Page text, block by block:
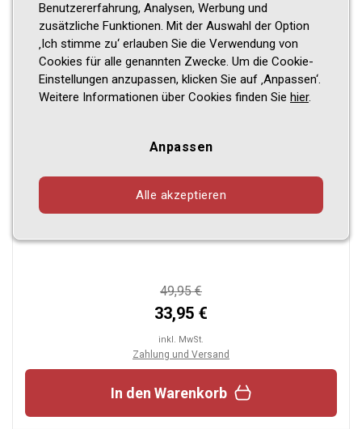
Design Gummi Fußmatten passend für Renault
Captur ab BJ. 09.2020-> 4 tlg mit erhöhtem Rand
Farbe Schwarz Gummimatten Automatten
49,95 €
33,95 €
inkl. MwSt.
Zahlung und Versand
In den Warenkorb
Benutzererfahrung, Analysen, Werbung und
zusätzliche Funktionen. Mit der Auswahl der Option
‚Ich stimme zu‘ erlauben Sie die Verwendung von
Cookies für alle genannten Zwecke. Um die Cookie-
Einstellungen anzupassen, klicken Sie auf ‚Anpassen‘.
Weitere Informationen über Cookies finden Sie hier.
Anpassen
Alle akzeptieren